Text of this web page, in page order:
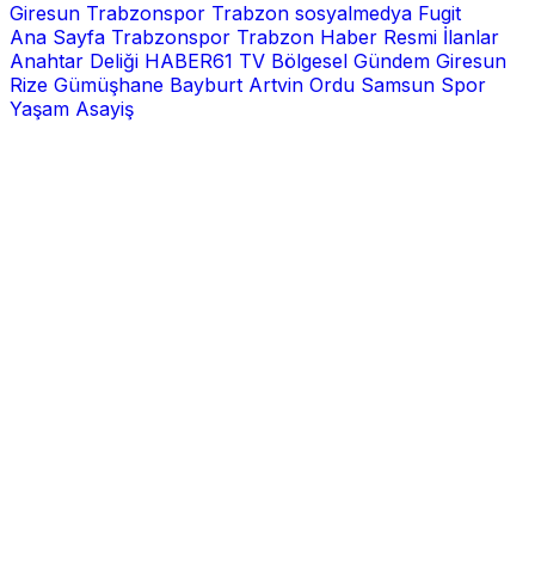
Giresun Trabzonspor Trabzon sosyalmedya Fugit
Ana Sayfa Trabzonspor Trabzon Haber Resmi İlanlar
Anahtar Deliği HABER61 TV Bölgesel Gündem Giresun
Rize Gümüşhane Bayburt Artvin Ordu Samsun Spor
Yaşam Asayiş